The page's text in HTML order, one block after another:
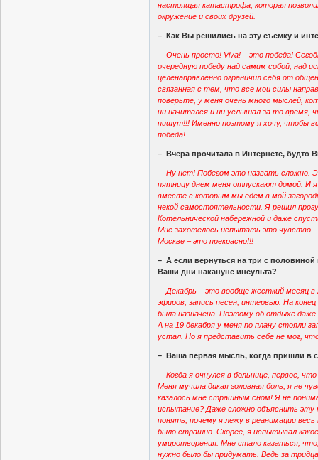
настоящая катастрофа, которая
окружение и своих друзей.
– Как Вы решились на эту съемку и
– Очень просто! Viva! – это победа!
очередную победу над самим собой, над
целенаправленно ограничил себя от
связанная с тем, что все мои силы
поверьте, у меня очень много мыслей,
ни начитался и ни услышал за то время,
пишут!!! Именно поэтому я хочу, чтобы
победа!
– Вчера прочитала в Интернете, будто
– Ну нет! Побегом это назвать сложно.
пятницу днем меня отпускают домой. И
вместе с которым мы едем в мой
некой самостоятельности. Я решил
Котельнической набережной и даже
Мне захотелось испытать это чувство –
Москве – это прекрасно!!!
– А если вернуться на три с
Ваши дни накануне инсульта?
– Декабрь – это вообще жесткий месяц
эфиров, запись песен, интервью. На
была назначена. Поэтому об отдыхе
А на 19 декабря у меня по плану стояли
устал. Но я представить себе не мог,
– Ваша первая мысль, когда пришли в
– Когда я очнулся в больнице, первое,
Меня мучила дикая головная боль, я не
казалось мне страшным сном! Я не
испытание? Даже сложно объяснить
понять, почему я лежу в реанимации
было страшно. Скорее, я испытывал
умиротворения. Мне стало казаться,
нужно было бы придумать. Ведь за